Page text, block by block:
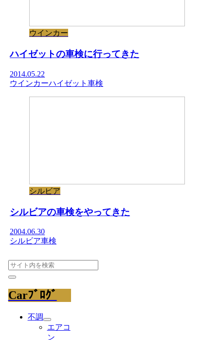
ウインカー
ハイゼットの車検に行ってきた
2014.05.22
ウインカーハイゼット車検
シルビア
シルビアの車検をやってきた
2004.06.30
シルビア車検
Carﾌﾞﾛｸﾞ
不調
エアコ
ン